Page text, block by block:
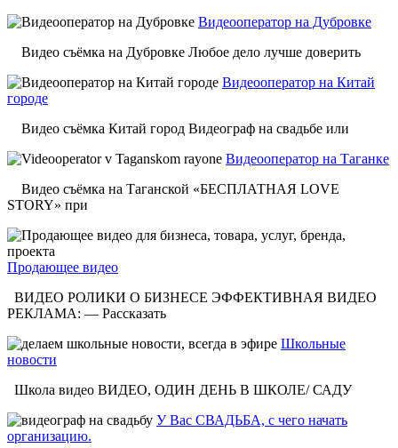
Видеооператор на Дубровке
Видео съёмка на Дубровке Любое дело лучше доверить
Видеооператор на Китай
городе
Видео съёмка Китай город Видеограф на свадьбе или
Видеооператор на Таганке
Видео съёмка на Таганской «БЕСПЛАТНАЯ LOVE
STORY» при
Продающее видео
ВИДЕО РОЛИКИ О БИЗНЕСЕ ЭФФЕКТИВНАЯ ВИДЕО
РЕКЛАМА: — Рассказать
Школьные
новости
Школа видео ВИДЕО, ОДИН ДЕНЬ В ШКОЛЕ/ САДУ
У Вас СВАДЬБА, с чего начать
организацию.